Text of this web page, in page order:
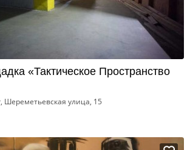
«Тактическое Пространство
Шереметьевская улица, 15